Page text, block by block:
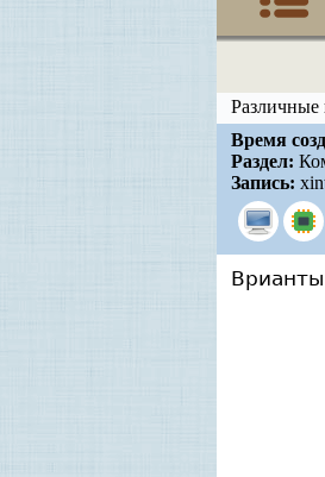
Различные
Время
Раздел:
Запись:
Врианты